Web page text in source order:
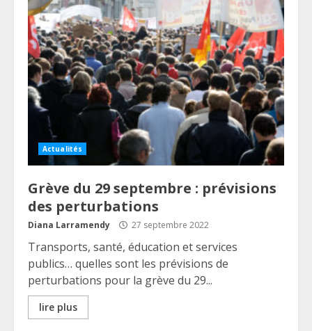
Actualités
Grève du 29 septembre : prévisions
des perturbations
Diana Larramendy 27 septembre 2022
Transports, santé, éducation et services
publics… quelles sont les prévisions de
perturbations pour la grève du 29...
lire plus